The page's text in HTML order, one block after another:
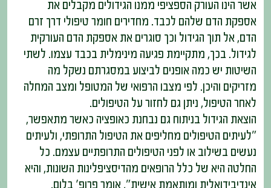
אשר הינו העורק הספציפי ממנו הגידולים מקבלים את
אספקת הדם שלהם לכבד. מחדירים חומר טיפולי דרך זרם
הדם, אל תוך הגידול וכך סוגרים את אספקת הדם העורקית
לגידול. בכך, מתקיימת פגיעה מינימלית בכבד עצמו. לשתי
השיטות יש כמה אופנים לביצוע במסגרתם נשקל מה
מזריקים והיכן. לפי מצבו הרפואי של המטופל ומצב המחלה
לאחר הטיפול, ניתן גם לחזור על הטיפולים.
הוצאת הגידול בניתוח גם נבחנת כאופציה כאשר מתאפשר,
"לעיתים הטיפולים מחליפים את הטיפול התרופתי, ולעיתים
נעשים בשילוב או לפני הטיפולים התרופתיים עצמם. כל
החלטה היא של כלל הרופאים מהדיסציפלינות השונות, והיא
אינדיבידואלית ומותאמת אישית", אומר פרופ' בלום.